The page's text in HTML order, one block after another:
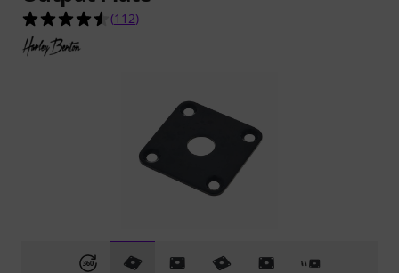
4.5 von 5 Sternen aus 112 Kundenbewertungen
(112)